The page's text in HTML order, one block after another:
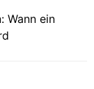
Wann ein